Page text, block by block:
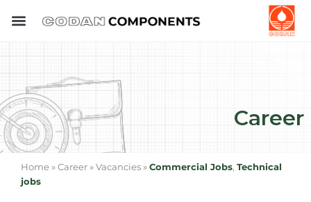
Career
Home » Career » Vacancies » Commercial Jobs, Technical
jobs